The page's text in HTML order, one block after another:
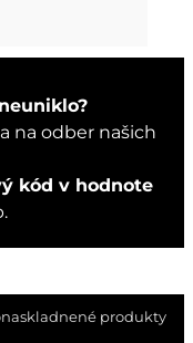
na odber našich
kód v hodnote
produkty